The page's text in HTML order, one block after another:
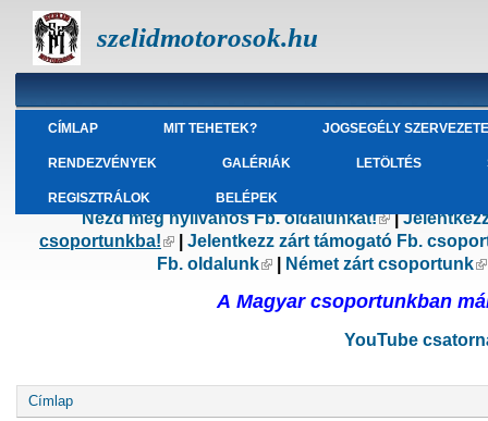
szelidmotorosok.hu
CÍMLAP MIT TEHETEK? JOGSEGÉLY
RENDEZVÉNYEK GALÉRIÁK LETÖLTÉS
REGISZTRÁLOK BELÉPEK
Nézd meg nyilvános Fb. oldalunkat!(külső
|
csoportunkba!(külső hivatkozás)
Jelentkezz zárt támogató Fb.
Fb. oldalunk(külső hivatkozás)
Német zárt csoportunk
A Magyar csoportunkban
YouTube
Jelenlegi hely
Címlap